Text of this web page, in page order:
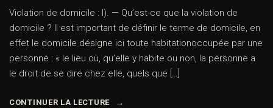
Violation de domicile : I). — Qu’est-ce que la violation de
domicile ? Il est important de définir le terme de domicile, en
effet le domicile désigne ici toute habitationoccupée par une
personne : « le lieu où, qu’elle y habite ou non, la personne a
le droit de se dire chez elle, quels que […]
CONTINUER LA LECTURE